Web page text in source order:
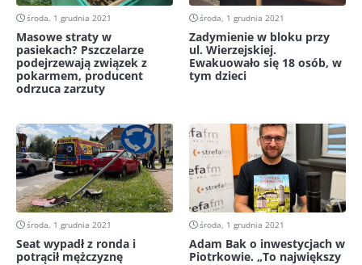
środa, 1 grudnia 2021
Masowe straty w
pasiekach? Pszczelarze
podejrzewają związek z
pokarmem, producent
odrzuca zarzuty
środa, 1 grudnia 2021
Zadymienie w bloku przy
ul. Wierzejskiej.
Ewakuowało się 18 osób, w
tym dzieci
środa, 1 grudnia 2021
Seat wypadł z ronda i
potrącił mężczyznę
środa, 1 grudnia 2021
Adam Bak o inwestycjach w
Piotrkowie. „To największy